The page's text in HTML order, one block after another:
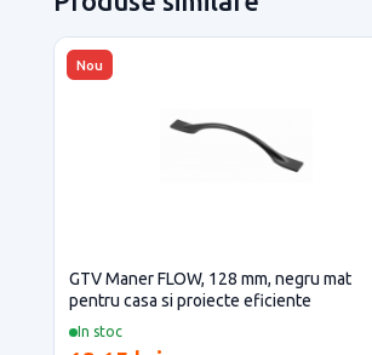
Nou
In stoc
GTV Maner FLOW, 128 mm, negru mat
pentru casa si proiecte eficiente